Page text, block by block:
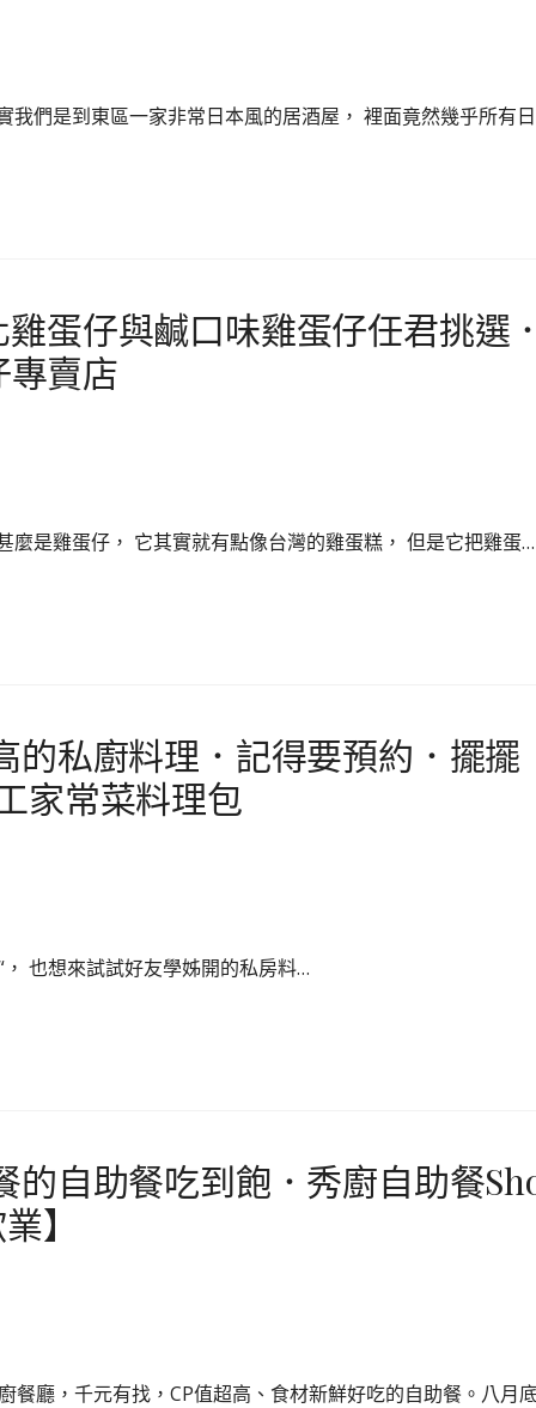
們是到東區一家非常日本風的居酒屋， 裡面竟然幾乎所有
蛋仔與鹹口味雞蛋仔任君挑選
專賣店
是雞蛋仔， 它其實就有點像台灣的雞蛋糕， 但是它把雞蛋…
的私廚料理．記得要預約．擺擺
家常菜料理包
也想來試試好友學姊開的私房料…
自助餐吃到飽．秀廚自助餐
】
廳，千元有找，CP值超高、食材新鮮好吃的自助餐。八月